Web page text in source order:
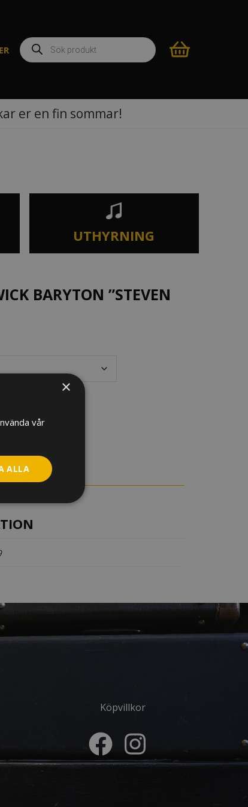
Produktsökning
er en fin sommar!
UTHYRNING
BARYTON ”STEVEN
Köpvillkor
×
vår
ALLA